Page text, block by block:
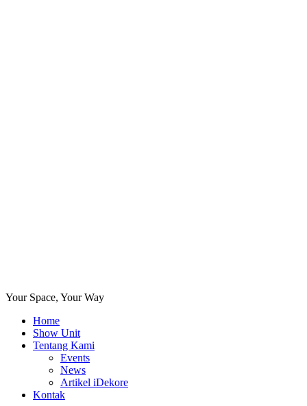
Your Space, Your Way
Home
Show Unit
Tentang Kami
Events
News
Artikel iDekore
Kontak